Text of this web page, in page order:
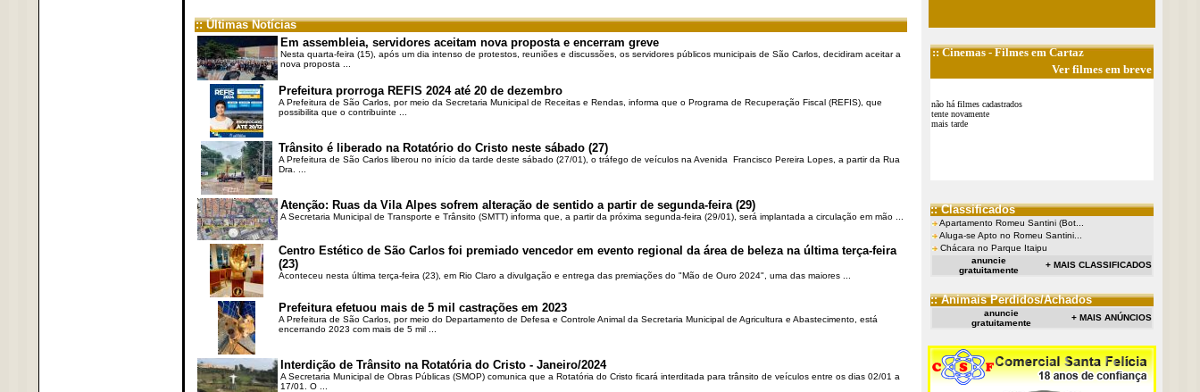
:: Últimas Notícias
Em assembleia, servidores aceitam nova proposta e encerram greve
Nesta quarta-feira (15), após um dia intenso de protestos, reuniões e discussões, os servidores públicos municipais de São Carlos, decidiram aceitar a
nova proposta ...
Prefeitura prorroga REFIS 2024 até 20 de dezembro
A Prefeitura de São Carlos, por meio da Secretaria Municipal de Receitas e Rendas, informa que o Programa de Recuperação Fiscal (REFIS), que
possibilita que o contribuinte ...
Trânsito é liberado na Rotatório do Cristo neste sábado (27)
A Prefeitura de São Carlos liberou no início da tarde deste sábado (27/01), o tráfego de veículos na Avenida Francisco Pereira Lopes, a partir da Rua
Dra. ...
Atenção: Ruas da Vila Alpes sofrem alteração de sentido a partir de segunda-feira (29)
A Secretaria Municipal de Transporte e Trânsito (SMTT) informa que, a partir da próxima segunda-feira (29/01), será implantada a circulação em mão ...
Centro Estético de São Carlos foi premiado vencedor em evento regional da área de beleza na última terça-feira
(23)
Aconteceu nesta última terça-feira (23), em Rio Claro a divulgação e entrega das premiações do "Mão de Ouro 2024", uma das maiores ...
Prefeitura efetuou mais de 5 mil castrações em 2023
A Prefeitura de São Carlos, por meio do Departamento de Defesa e Controle Animal da Secretaria Municipal de Agricultura e Abastecimento, está
encerrando 2023 com mais de 5 mil ...
Interdição de Trânsito na Rotatória do Cristo - Janeiro/2024
A Secretaria Municipal de Obras Públicas (SMOP) comunica que a Rotatória do Cristo ficará interditada para trânsito de veículos entre os dias 02/01 a
17/01. O ...
::Cinemas- Filmes em Cartaz
Ver filmes em breve
não há filmes cadastrados
tente novamente
mais tarde
:: Classificados
Apartamento Romeu Santini (Bot...
Aluga-se Apto no Romeu Santini...
Chácara no Parque Itaipu
anuncie
gratuitamente
+ MAIS CLASSIFICADOS
:: Animais Perdidos/Achados
anuncie
gratuitamente
+ MAIS ANÚNCIOS